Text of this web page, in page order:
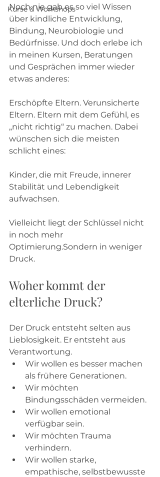
Kurse & Workshops
Noch nie gab es so viel Wissen
über kindliche Entwicklung,
Bindung, Neurobiologie und
Bedürfnisse. Und doch erlebe ich
in meinen Kursen, Beratungen
und Gesprächen immer wieder
etwas anderes:
Erschöpfte Eltern. Verunsicherte
Eltern. Eltern mit dem Gefühl, es
„nicht richtig“ zu machen. Dabei
wünschen sich die meisten
schlicht eines:
Kinder, die mit Freude, innerer
Stabilität und Lebendigkeit
aufwachsen.
Vielleicht liegt der Schlüssel nicht
in noch mehr
Optimierung.Sondern in weniger
Druck.
Woher kommt der
elterliche Druck?
Der Druck entsteht selten aus
Lieblosigkeit. Er entsteht aus
Verantwortung.
Wir wollen es besser machen
als frühere Generationen.
Wir möchten
Bindungsschäden vermeiden.
Wir wollen emotional
verfügbar sein.
Wir möchten Trauma
verhindern.
Wir wollen starke,
empathische, selbstbewusste